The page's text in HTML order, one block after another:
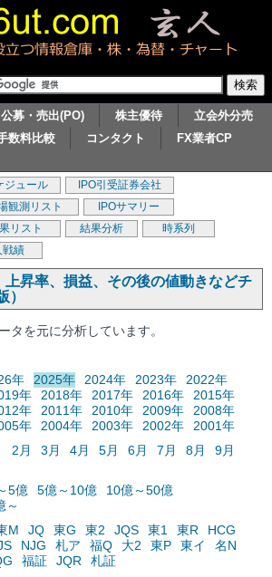
公募・売出(PO) 株主優待
立会外分売
数料比較 コンタクト
FX業者CP
ジュール
IPO引受証券会社
場観測リスト
IPOサマリー
リスト 結果分析
時系列
戦績
上昇率、損益、その後の値動きなどチ
）
タを元に分析しています。
年 2025年 2024年 2023年
2022年
年 2018年 2017年 2016年
2015年
年 2011年 2010年 2009年
2008年
年 2004年 2003年 2002年
2001年
2月 3月 4月 5月 6月 7月 8月
9月
5億 5億～10億
10億～50億
～
M JQ 東G 東2 JQS 東1 東R
HCG
NJG 札ア 福Q 大2 東P 東イ
名N
福証 JQR
札証